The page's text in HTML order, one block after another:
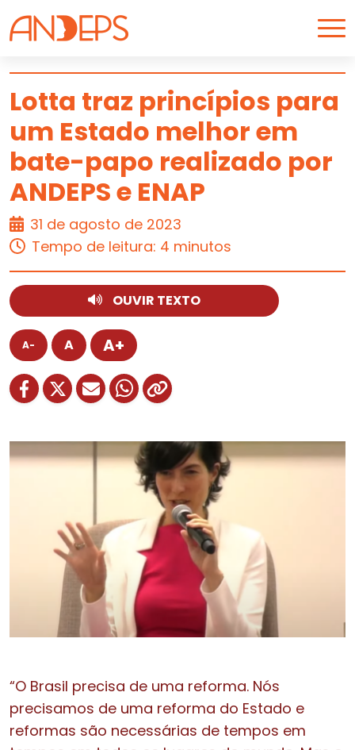
Skip to content
ARTIGO
Lotta traz princípios para
um Estado melhor em
bate-papo realizado por
ANDEPS e ENAP
31 de agosto de 2023
Tempo de leitura: 4 minutos
OUVIR TEXTO
A- A A+
“O Brasil precisa de uma reforma. Nós
precisamos de uma reforma do Estado e
reformas são necessárias de tempos em